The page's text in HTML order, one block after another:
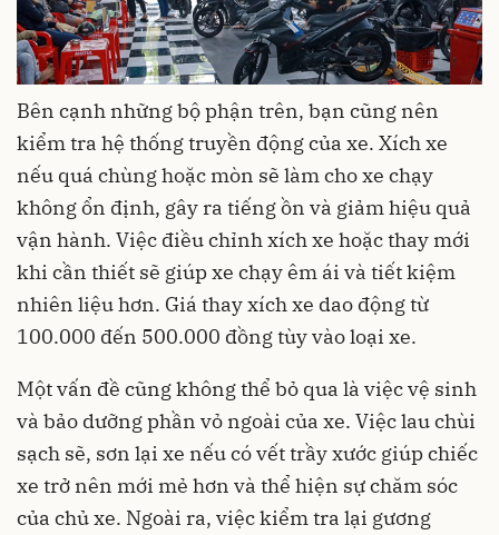
Bên cạnh những bộ phận trên, bạn cũng nên
kiểm tra hệ thống truyền động của xe. Xích xe
nếu quá chùng hoặc mòn sẽ làm cho xe chạy
không ổn định, gây ra tiếng ồn và giảm hiệu quả
vận hành. Việc điều chỉnh xích xe hoặc thay mới
khi cần thiết sẽ giúp xe chạy êm ái và tiết kiệm
nhiên liệu hơn. Giá thay xích xe dao động từ
100.000 đến 500.000 đồng tùy vào loại xe.
Một vấn đề cũng không thể bỏ qua là việc vệ sinh
và bảo dưỡng phần vỏ ngoài của xe. Việc lau chùi
sạch sẽ, sơn lại xe nếu có vết trầy xước giúp chiếc
xe trở nên mới mẻ hơn và thể hiện sự chăm sóc
của chủ xe. Ngoài ra, việc kiểm tra lại gương